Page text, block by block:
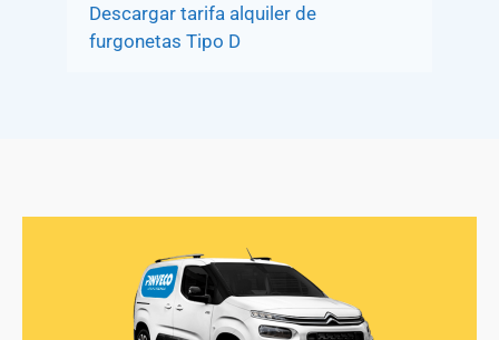
Descargar tarifa alquiler de
furgonetas Tipo D